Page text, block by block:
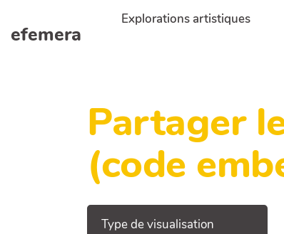
Aller au contenu principal
efemera
Explorations artistiques
Partager
(code
Type de visualisation